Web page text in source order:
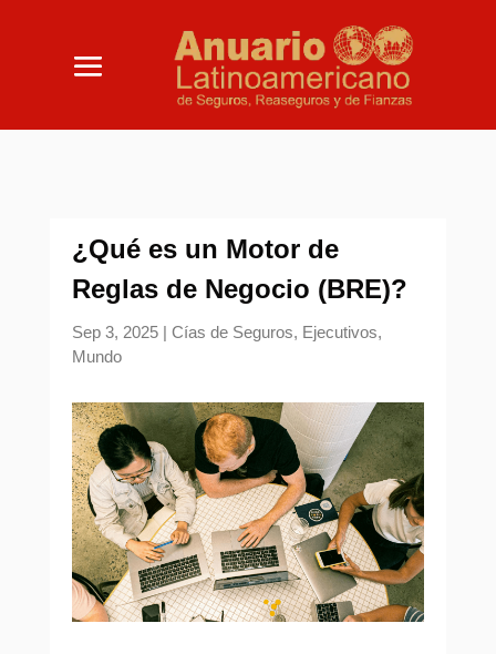
¿Qué es un Motor de
Reglas de Negocio (BRE)?
Sep 3, 2025| Cías de Seguros, Ejecutivos,
Mundo